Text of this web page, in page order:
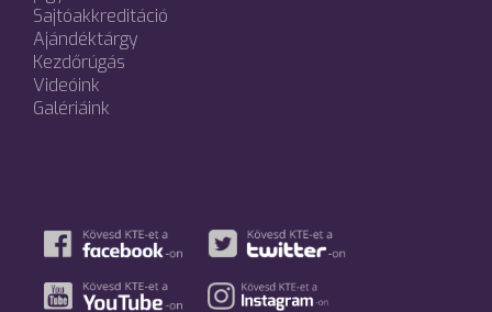
Sajtóakkreditáció
Ajándéktárgy
Kezdőrúgás
Videóink
Galériáink